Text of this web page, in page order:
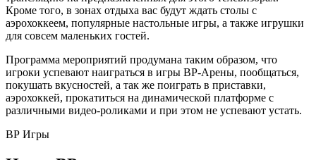
Кроме того, в зонах отдыха вас будут ждать столы с
аэрохоккеем, популярные настольные игры, а также игрушки
для совсем маленьких гостей.
Программа мероприятий продумана таким образом, что
игроки успевают наиграться в игры ВР-Арены, пообщаться,
покушать вкусностей, а так же поиграть в приставки,
аэрохоккей, прокатиться на динамической платформе с
различными видео-роликами и при этом не успевают устать.
ВР Игры